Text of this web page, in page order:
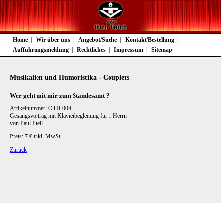
Navigation
überspringen
Home Wir über uns Angebot/Suche
Kontakt/Bestellung
Aufführungsmeldung
Rechtliches Impressum Sitemap
Musikalien und Humoristika - Couplets
Wer geht mit mir zum Standesamt ?
Artikelnummer: OTH 004
Gesangsvortrag mit Klavierbegleitung für 1 Herrn
von Paul Preil
Preis: 7 € inkl. MwSt.
Zurück